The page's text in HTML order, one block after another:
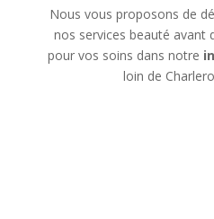
Nous vous proposons de
nos services beauté avant
pour vos soins dans notre
loin de